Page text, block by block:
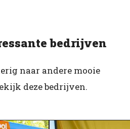
bedrijven
naar andere mooie
deze bedrijven.